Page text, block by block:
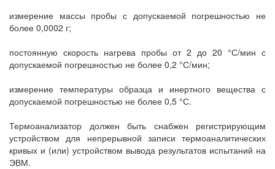
измерение массы пробы с допускаемой погрешностью не
более 0,0002 г;
постоянную скорость нагрева пробы от 2 до 20 °С/мин с
допускаемой погрешностью не более 0,2 °С/мин;
измерение температуры образца и инертного вещества с
допускаемой погрешностью не более 0,5 °С.
Термоанализатор должен быть снабжен регистрирующим
устройством для непрерывной записи термоаналитических
кривых и (или) устройством вывода результатов испытаний на
ЭВМ.